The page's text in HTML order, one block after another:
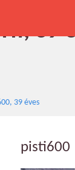
39
39 éves
pisti600